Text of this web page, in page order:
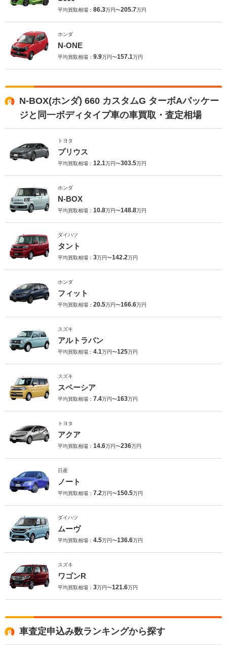
平均買取相場： 86.3万円〜205.7万円
ホンダ
N-ONE
平均買取相場： 9.9万円〜157.1万円
N-BOX(ホンダ) 660 カスタムG ターボAパッケー
ジと同一ボディタイプ車の車買取・査定相場
トヨタ
プリウス
平均買取相場： 12.1万円〜303.5万円
ホンダ
N-BOX
平均買取相場： 10.8万円〜148.8万円
ダイハツ
タント
平均買取相場： 3万円〜142.2万円
ホンダ
フィット
平均買取相場： 20.5万円〜166.6万円
スズキ
アルトラパン
平均買取相場： 4.1万円〜125万円
スズキ
スペーシア
平均買取相場： 7.4万円〜163万円
トヨタ
アクア
平均買取相場： 14.6万円〜236万円
日産
ノート
平均買取相場： 7.2万円〜150.5万円
ダイハツ
ムーヴ
平均買取相場： 4.5万円〜136.6万円
スズキ
ワゴンR
平均買取相場： 3万円〜121.6万円
車査定申込み数ランキングから探す